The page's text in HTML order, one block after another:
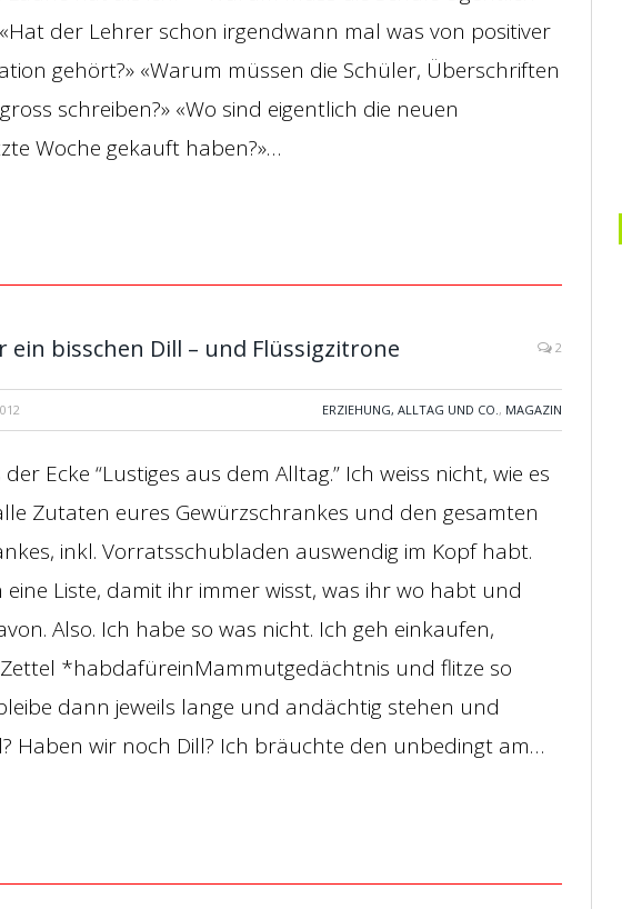
der Lehrer schon irgendwann mal was von positiver
gehört?» «Warum müssen die Schüler, Überschriften
schreiben?» «Wo sind eigentlich die neuen
Woche gekauft haben?»…
ein bisschen Dill – und Flüssigzitrone 2
ERZIEHUNG, ALLTAG UND CO., MAGAZIN
Ecke “Lustiges aus dem Alltag.” Ich weiss nicht, wie es
Zutaten eures Gewürzschrankes und den gesamten
inkl. Vorratsschubladen auswendig im Kopf habt.
Liste, damit ihr immer wisst, was ihr wo habt und
Also. Ich habe so was nicht. Ich geh einkaufen,
*habdafüreinMammutgedächtnis und flitze so
dann jeweils lange und andächtig stehen und
Haben wir noch Dill? Ich bräuchte den unbedingt am…